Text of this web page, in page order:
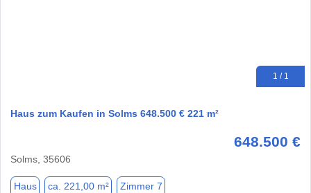
1 / 1
Haus zum Kaufen in Solms 648.500 € 221 m²
648.500 €
Solms, 35606
Haus ca. 221,00 m² Zimmer 7